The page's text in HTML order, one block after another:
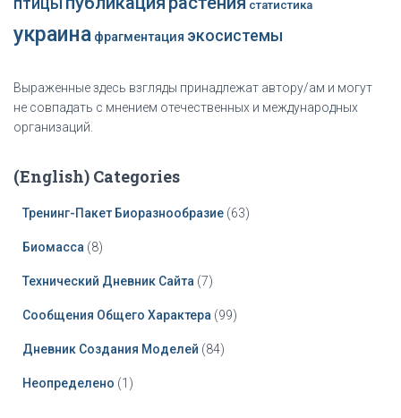
птицы
статистика
украина фрагментация экосистемы
Выраженные здесь взгляды принадлежат автору/ам и могут
не совпадать с мнением отечественных и международных
организаций.
(English) Categories
Тренинг-Пакет Биоразнообразие (63)
Биомасса (8)
Технический Дневник Сайта (7)
Сообщения Общего Характера (99)
Дневник Создания Моделей (84)
Неопределено (1)